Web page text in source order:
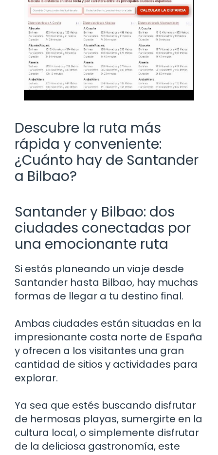
Descubre la ruta más
rápida y conveniente:
¿Cuánto hay de Santander
a Bilbao?
Santander y Bilbao: dos
ciudades conectadas por
una emocionante ruta
Si estás planeando un viaje desde
Santander hasta Bilbao, hay muchas
formas de llegar a tu destino final.
Ambas ciudades están situadas en la
impresionante costa norte de España
y ofrecen a los visitantes una gran
cantidad de sitios y actividades para
explorar.
Ya sea que estés buscando disfrutar
de hermosas playas, sumergirte en la
cultura local, o simplemente disfrutar
de la deliciosa gastronomía, este